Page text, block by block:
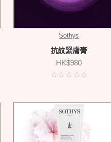
Sothys
抗紋緊膚膏
HK$980